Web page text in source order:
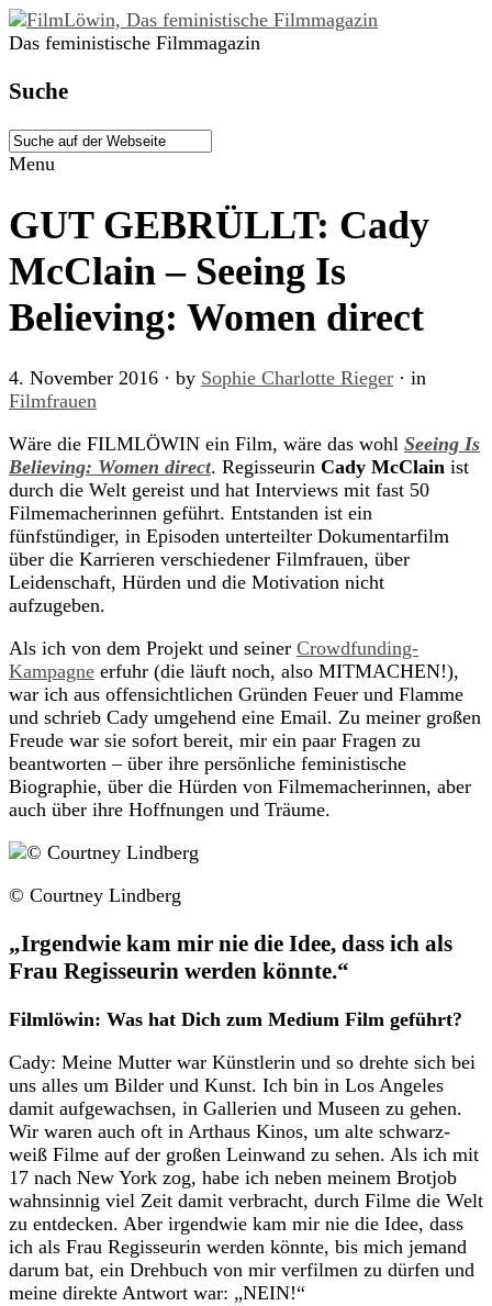
Das feministische Filmmagazin
Suche
Menu
GUT GEBRÜLLT: Cady
McClain – Seeing Is
Believing: Women direct
4. November 2016 · by Sophie Charlotte Rieger · in
Filmfrauen
Wäre die FILMLÖWIN ein Film, wäre das wohl Seeing Is
Believing: Women direct. Regisseurin Cady McClain ist
durch die Welt gereist und hat Interviews mit fast 50
Filmemacherinnen geführt. Entstanden ist ein
fünfstündiger, in Episoden unterteilter Dokumentarfilm
über die Karrieren verschiedener Filmfrauen, über
Leidenschaft, Hürden und die Motivation nicht
aufzugeben.
Als ich von dem Projekt und seiner Crowdfunding-
Kampagne erfuhr (die läuft noch, also MITMACHEN!),
war ich aus offensichtlichen Gründen Feuer und Flamme
und schrieb Cady umgehend eine Email. Zu meiner großen
Freude war sie sofort bereit, mir ein paar Fragen zu
beantworten – über ihre persönliche feministische
Biographie, über die Hürden von Filmemacherinnen, aber
auch über ihre Hoffnungen und Träume.
© Courtney Lindberg
„Irgendwie kam mir nie die Idee, dass ich als
Frau Regisseurin werden könnte.“
Filmlöwin: Was hat Dich zum Medium Film geführt?
Cady: Meine Mutter war Künstlerin und so drehte sich bei
uns alles um Bilder und Kunst. Ich bin in Los Angeles
damit aufgewachsen, in Gallerien und Museen zu gehen.
Wir waren auch oft in Arthaus Kinos, um alte schwarz-
weiß Filme auf der großen Leinwand zu sehen. Als ich mit
17 nach New York zog, habe ich neben meinem Brotjob
wahnsinnig viel Zeit damit verbracht, durch Filme die Welt
zu entdecken. Aber irgendwie kam mir nie die Idee, dass
ich als Frau Regisseurin werden könnte, bis mich jemand
darum bat, ein Drehbuch von mir verfilmen zu dürfen und
meine direkte Antwort war: „NEIN!“